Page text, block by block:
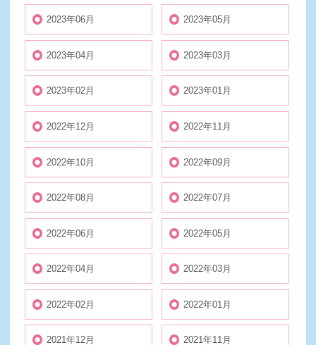
2023年06月 2023年05月
2023年04月 2023年03月
2023年02月 2023年01月
2022年12月 2022年11月
2022年10月 2022年09月
2022年08月 2022年07月
2022年06月 2022年05月
2022年04月 2022年03月
2022年02月 2022年01月
2021年12月 2021年11月